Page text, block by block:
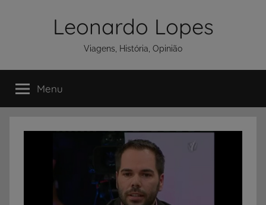
Leonardo Lopes
Viagens, História, Opinião
Menu